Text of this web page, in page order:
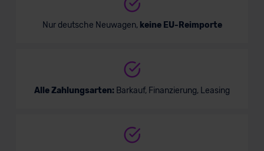
Hyundai Staria Hybrid
Nur deutsche Neuwagen, keine EU-Reimporte
Alle Zahlungsarten: Barkauf, Finanzierung, Leasing